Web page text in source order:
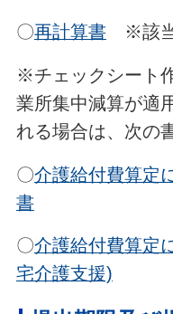
〇再計算書※該当
※チェックシート
業所集中減算が適
れる場合は、次の
〇介護給付費算定
書
〇介護給付費算定
宅介護支援)